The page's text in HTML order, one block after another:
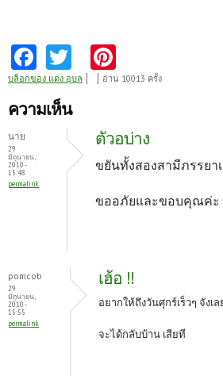
Fa
ce
b
k
w
itt
nt
es
t
บล็อกของ แดง อุบล อ่าน 10013 ครั้ง
ความเห็น
นาย
29
มิถุนายน,
2010 -
15:48
permalink
ตัวอบ่าง
ขยันทั้งสองสามีภรรยา
ขออภัยและขอบคุณค่ะ
pomcob
29
มิถุนายน,
2010 -
15:55
permalink
เฮ้อ !!
อยากให้ถึงวันศุกร์เร็วๆ จังเ
จะได้กลับบ้าน เสียที